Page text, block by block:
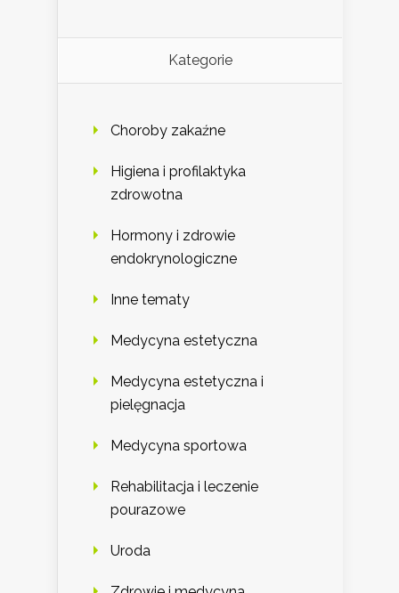
Kategorie
Choroby zakaźne
Higiena i profilaktyka
zdrowotna
Hormony i zdrowie
endokrynologiczne
Inne tematy
Medycyna estetyczna
Medycyna estetyczna i
pielęgnacja
Medycyna sportowa
Rehabilitacja i leczenie
pourazowe
Uroda